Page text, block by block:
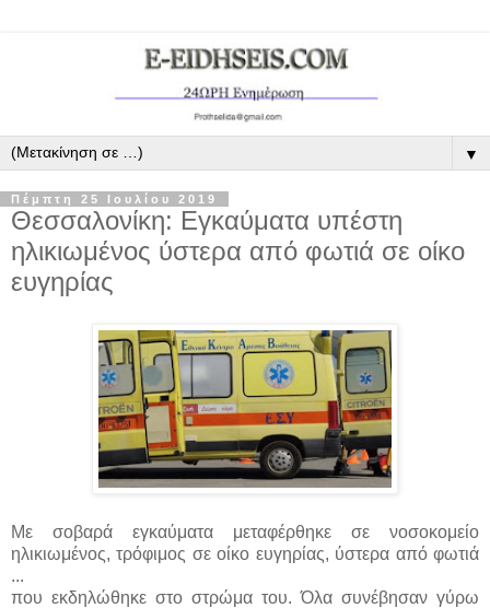
▼
Πέμπτη 25 Ιουλίου 2019
Θεσσαλονίκη: Εγκαύματα υπέστη
ηλικιωμένος ύστερα από φωτιά σε οίκο
ευγηρίας
Με σοβαρά εγκαύματα μεταφέρθηκε σε νοσοκομείο
ηλικιωμένος, τρόφιμος σε οίκο ευγηρίας, ύστερα από φωτιά
...
που εκδηλώθηκε στο στρώμα του. Όλα συνέβησαν γύρω